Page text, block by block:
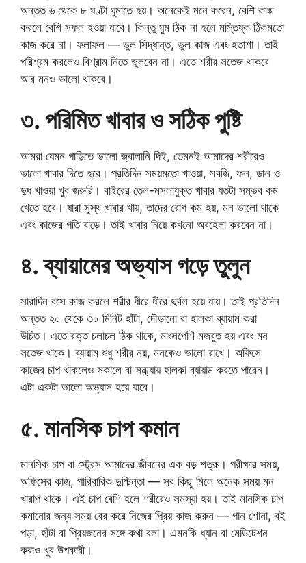
অন্তত ৬ থেকে ৮ ঘণ্টা ঘুমাতে হয়। অনেকেই মনে করেন, বেশি কাজ
করলে বেশি সফল হওয়া যাবে। কিন্তু ঘুম ঠিক না হলে মস্তিষ্ক ঠিকমতো
কাজ করে না। ফলাফল — ভুল সিদ্ধান্ত, ভুল কাজ এবং হতাশা। তাই
পরিশ্রম করলেও বিশ্রাম নিতে ভুলবেন না। এতে শরীর সতেজ থাকবে
আর মনও ভালো থাকবে।
৩. পরিমিত খাবার ও সঠিক পুষ্টি
আমরা যেমন গাড়িতে ভালো জ্বালানি দিই, তেমনই আমাদের শরীরেও
ভালো খাবার দিতে হবে। প্রতিদিন সময়মতো খাওয়া, সবজি, ফল, ডাল ও
দুধ খাওয়া খুব জরুরি। বাইরের তেল-মসলাযুক্ত খাবার যতটা সম্ভব কম
খেতে হবে। যারা সুস্থ খাবার খায়, তাদের রোগ কম হয়, মন ভালো থাকে
এবং কাজের গতি বাড়ে। তাই খাবার নিয়ে কখনো অবহেলা করবেন না।
৪. ব্যায়ামের অভ্যাস গড়ে তুলুন
সারাদিন বসে কাজ করলে শরীর ধীরে ধীরে দুর্বল হয়ে যায়। তাই প্রতিদিন
অন্তত ২০ থেকে ৩০ মিনিট হাঁটা, দৌড়ানো বা হালকা ব্যায়াম করা
উচিত। এতে রক্ত চলাচল ঠিক থাকে, মাংসপেশি মজবুত হয় এবং মন
সতেজ থাকে। ব্যায়াম শুধু শরীর নয়, মনকেও ভালো রাখে। অফিসে
কাজের চাপ থাকলেও সকালে বা সন্ধ্যায় হালকা ব্যায়াম করতে পারেন।
এটা একটা ভালো অভ্যাস হয়ে যাবে।
৫. মানসিক চাপ কমান
মানসিক চাপ বা স্ট্রেস আমাদের জীবনের এক বড় শত্রু। পরীক্ষার সময়,
অফিসের কাজ, পারিবারিক দুশ্চিন্তা — সব কিছু মিলে অনেক সময় মন
খারাপ থাকে। এই চাপ বেশি হলে শরীরেও সমস্যা হয়। তাই মানসিক চাপ
কমানোর জন্য সময় বের করে নিজের প্রিয় কাজ করুন — গান শোনা, বই
পড়া, হাঁটা বা প্রিয়জনের সঙ্গে কথা বলা। এমনকি ধ্যান বা মেডিটেশন
করাও খুব উপকারী।